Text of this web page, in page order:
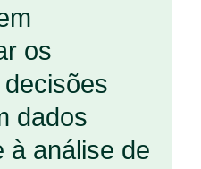
os
dados
à análise de